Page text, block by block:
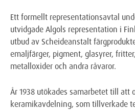
Ett formellt representationsavtal
utvidgade Algols representation i
utbud av Scheideanstalt
emaljfärger, pigment, glasyrer,
metalloxider och andra råvaror.
År 1938 utökades samarbetet till att
keramikavdelning, som tillverkade